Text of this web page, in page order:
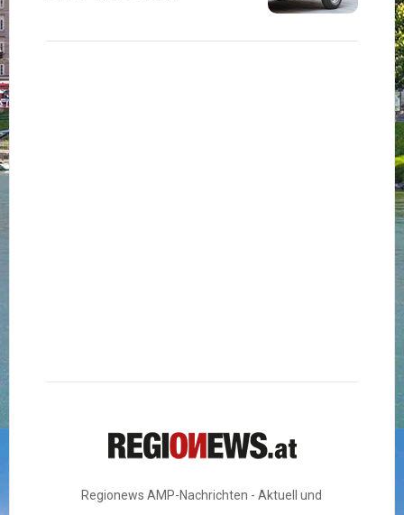
Regionews AMP-Nachrichten - Aktuell und